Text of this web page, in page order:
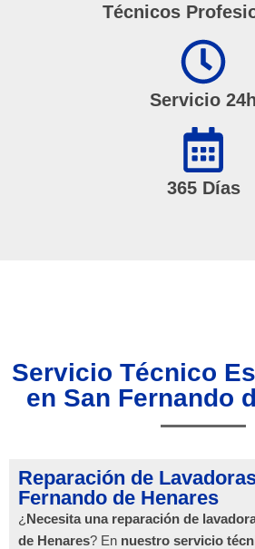
Técnicos
Servicio 24h
365 Días
Servicio Técnico
en San Fernando
Reparación de
Fernando de Henares
¿ Necesita una reparación de
de Henares? En nuestro servicio